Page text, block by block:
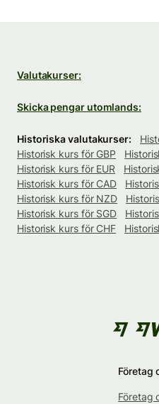
Valutakurser:
Skicka pengar utomlands:
Historiska valutakurser:
Historisk kurs för GBP
Historisk kurs för EUR
Historisk kurs för CAD
Historisk kurs för NZD
Historisk kurs för SGD
Historisk kurs för CHF
Företag
Företag